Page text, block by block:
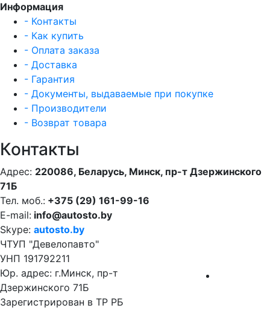
Информация
- Контакты
- Как купить
- Оплата заказа
- Доставка
- Гарантия
- Документы, выдаваемые при покупке
- Производители
- Возврат товара
Контакты
Адрес: 220086, Беларусь, Минск, пр-т Дзержинского
71Б
Тел. моб.: +375 (29) 161-99-16
E-mail: info@autosto.by
Skype: autosto.by
ЧТУП "Девелопавто"
УНП 191792211
Юр. адрес: г.Минск, пр-т
Дзержинского 71Б
Зарегистрирован в ТР РБ